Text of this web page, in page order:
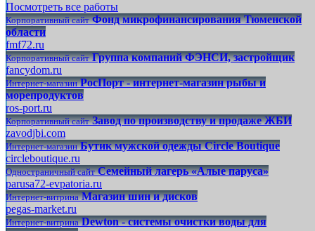
Посмотреть все работы
Корпоративный сайт Фонд микрофинансирования Тюменской
области
fmf72.ru
Корпоративный сайт Группа компаний ФЭНСИ, застройщик
fancydom.ru
Интернет-магазин РосПорт - интернет-магазин рыбы и
морепродуктов
ros-port.ru
Корпоративный сайт Завод по производству и продаже ЖБИ
zavodjbi.com
Интернет-магазин Бутик мужской одежды Circle Boutique
circleboutique.ru
Одностраничный сайт Семейный лагерь «Алые паруса»
parusa72-evpatoria.ru
Интернет-витрина Магазин шин и дисков
pegas-market.ru
Интернет-витрина Dewton - системы очистки воды для